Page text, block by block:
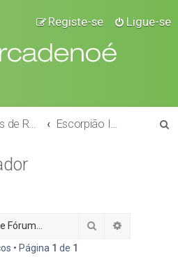
Ligue-se
Registe-se
Pesquisar
• Página 1 de 1